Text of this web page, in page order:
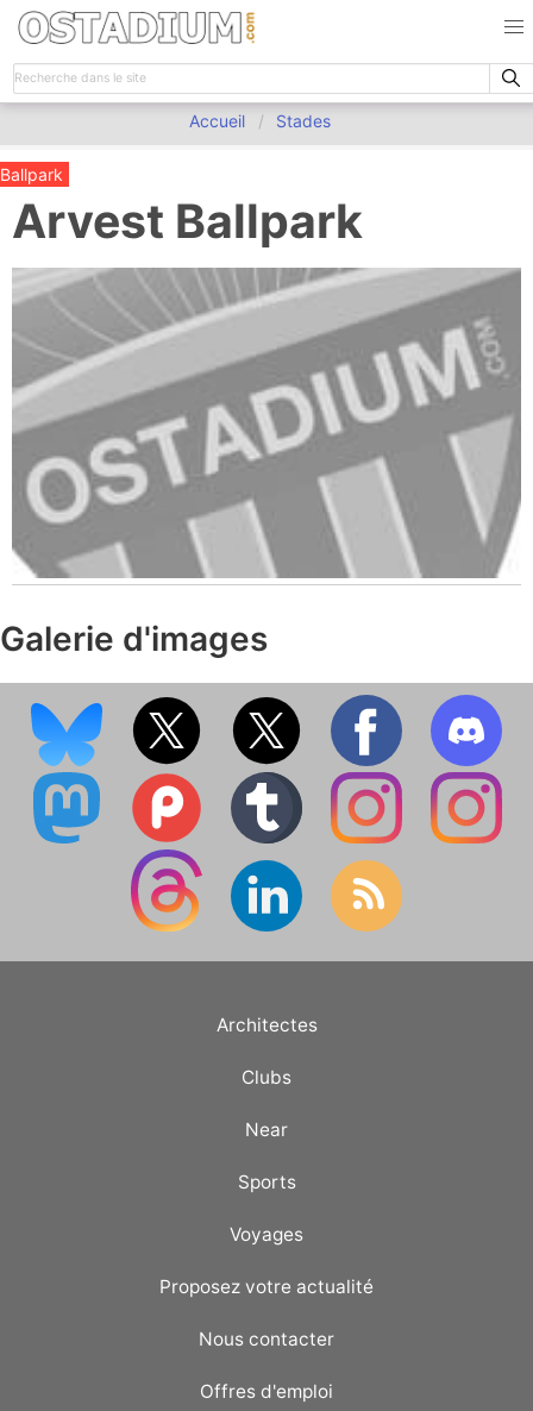
Accueil Stades
Ballpark
Arvest Ballpark
Galerie d'images
Architectes
Clubs
Near
Sports
Voyages
Proposez votre actualité
Nous contacter
Offres d'emploi